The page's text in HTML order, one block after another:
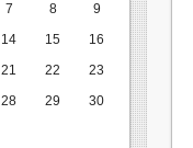
7 8
9
14 15
16
21 22
23
28 29
30